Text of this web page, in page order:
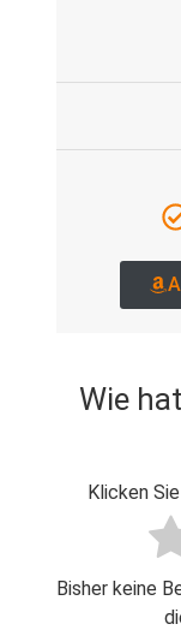
Wie
Klicken
Bisher keine